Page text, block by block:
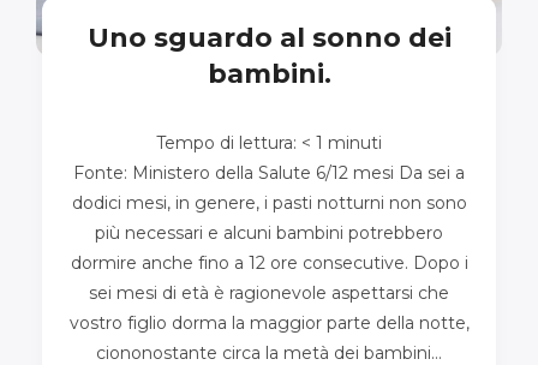
Uno sguardo al sonno dei
bambini.
Tempo di lettura: < 1 minuti
Fonte: Ministero della Salute 6/12 mesi Da sei a
dodici mesi, in genere, i pasti notturni non sono
più necessari e alcuni bambini potrebbero
dormire anche fino a 12 ore consecutive. Dopo i
sei mesi di età è ragionevole aspettarsi che
vostro figlio dorma la maggior parte della notte,
ciononostante circa la metà dei bambini…